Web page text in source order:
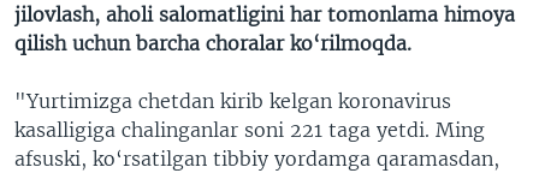
jilovlash, aholi salomatligini har tomonlama himoya
qilish uchun barcha choralar ko‘rilmoqda.
"Yurtimizga chetdan kirib kelgan koronavirus
kasalligiga chalinganlar soni 221 taga yetdi. Ming
afsuski, ko‘rsatilgan tibbiy yordamga qaramasdan,